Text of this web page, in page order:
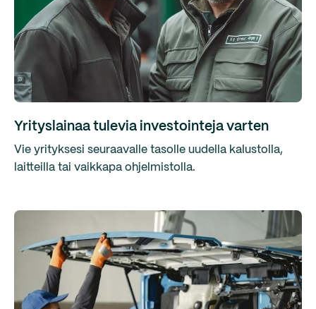
Yrityslainaa tulevia investointeja varten
Vie yrityksesi seuraavalle tasolle uudella kalustolla,
laitteilla tai vaikkapa ohjelmistolla.